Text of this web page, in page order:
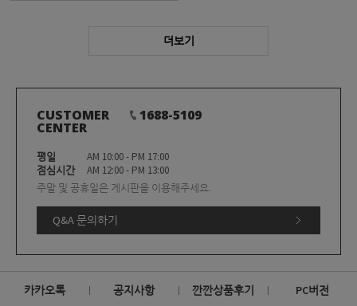
더보기
CUSTOMER
CENTER
1688-5109
평일
AM 10:00 - PM 17:00
점심시간
AM 12:00 - PM 13:00
주말 및 공휴일은 게시판을 이용해주세요.
Q&A 문의하기
카카오톡 공지사항 깐깐상품후기 PC버전